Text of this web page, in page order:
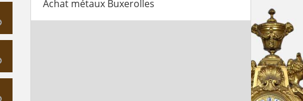
Achat métaux Buxerolles